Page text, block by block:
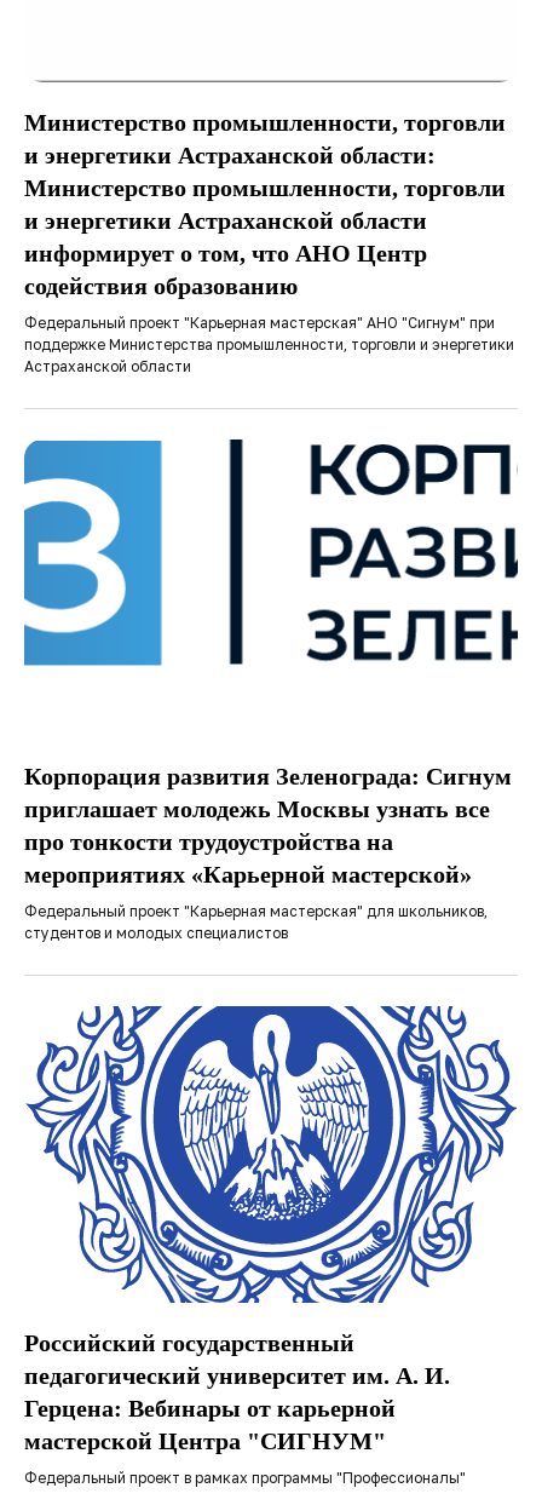
Министерство промышленности, торговли
и энергетики Астраханской области:
Министерство промышленности, торговли
и энергетики Астраханской области
информирует о том, что АНО Центр
содействия образованию
Федеральный проект "Карьерная мастерская" АНО "Сигнум" при
поддержке Министерства промышленности, торговли и энергетики
Астраханской области
Корпорация развития Зеленограда: Сигнум
приглашает молодежь Москвы узнать все
про тонкости трудоустройства на
мероприятиях «Карьерной мастерской»
Федеральный проект "Карьерная мастерская" для школьников,
студентов и молодых специалистов
Российский государственный
педагогический университет им. А. И.
Герцена: Вебинары от карьерной
мастерской Центра "СИГНУМ"
Федеральный проект в рамках программы "Профессионалы"